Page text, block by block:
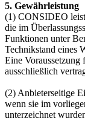
5. Gewährleistung
(1) CONSIDEO
die im
Funktionen unter
Technikstand eines
Eine
ausschließlich
(2) Anbieterseitige
wenn sie im
unterzeichnet